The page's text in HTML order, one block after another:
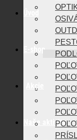
E-shop
Akcie
Naše aktivity